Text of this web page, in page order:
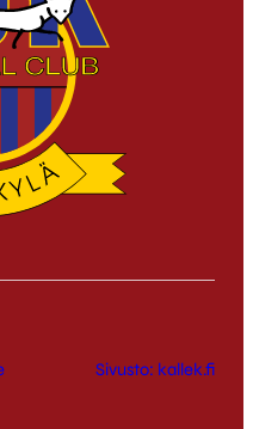
Sivusto: kallek.fi